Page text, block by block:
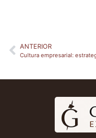
ANTERIOR